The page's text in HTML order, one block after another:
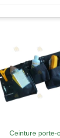
Aperçu rapide
Ceinture porte-